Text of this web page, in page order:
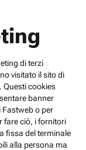
di terzi
visitato il sito di
Questi cookies
banner
Fastweb o per
fare ciò, i fornitori
fissa del terminale
alla persona ma